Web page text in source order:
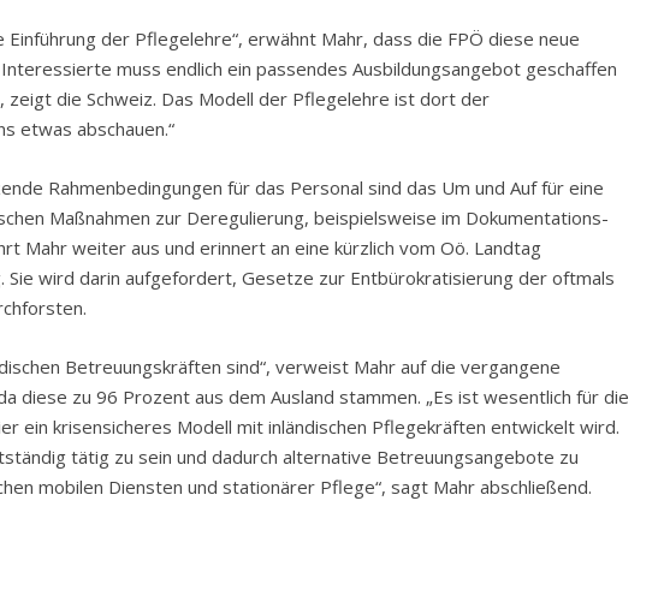
der Pflegelehre“, erwähnt Mahr, dass die FPÖ diese neue
muss endlich ein passendes Ausbildungsangebot geschaffen
zeigt die Schweiz. Das Modell der Pflegelehre ist dort der
etwas abschauen.“
Rahmenbedingungen für das Personal sind das Um und Auf für eine
Maßnahmen zur Deregulierung, beispielsweise im Dokumentations-
Mahr weiter aus und erinnert an eine kürzlich vom Oö. Landtag
Sie wird darin aufgefordert, Gesetze zur Entbürokratisierung der oftmals
Betreuungskräften sind“, verweist Mahr auf die vergangene
diese zu 96 Prozent aus dem Ausland stammen. „Es ist wesentlich für die
ein krisensicheres Modell mit inländischen Pflegekräften entwickelt wird.
tätig zu sein und dadurch alternative Betreuungsangebote zu
mobilen Diensten und stationärer Pflege“, sagt Mahr abschließend.